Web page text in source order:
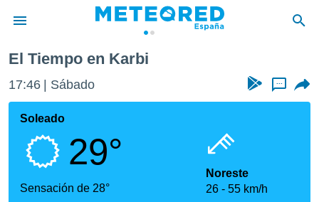
de
por
que se
calidad.
a este
las
El Tiempo en Karbi
17:46 Sábado ...
Soleado
29°
Sensación de 28°
Noreste
26
55 km/h